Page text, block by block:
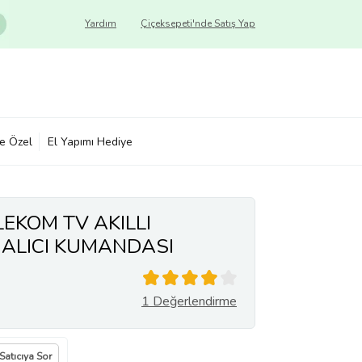
Çiçeksepeti'nde Satış Yap
Yardım
Özel El Yapımı Hediye
TV AKILLI
KUMANDASI
1 Değerlendirme
Satıcıya Sor